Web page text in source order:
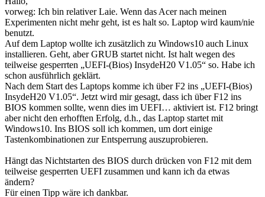
vorweg: Ich bin relativer Laie. Wenn das Acer nach meinen
Experimenten nicht mehr geht, ist es halt so. Laptop wird kaum/nie
benutzt.
Auf dem Laptop wollte ich zusätzlich zu Windows10 auch Linux
installieren. Geht, aber GRUB startet nicht. Ist halt wegen des
teilweise gesperrten „UEFI-(Bios) InsydeH20 V1.05“ so. Habe ich
schon ausführlich geklärt.
Nach dem Start des Laptops komme ich über F2 ins „UEFI-(Bios)
InsydeH20 V1.05“. Jetzt wird mir gesagt, dass ich über F12 ins
BIOS kommen sollte, wenn dies im UEFI… aktiviert ist. F12 bringt
aber nicht den erhofften Erfolg, d.h., das Laptop startet mit
Windows10. Ins BIOS soll ich kommen, um dort einige
Tastenkombinationen zur Entsperrung auszuprobieren.
Hängt das Nichtstarten des BIOS durch drücken von F12 mit dem
teilweise gesperrten UEFI zusammen und kann ich da etwas
ändern?
Für einen Tipp wäre ich dankbar.